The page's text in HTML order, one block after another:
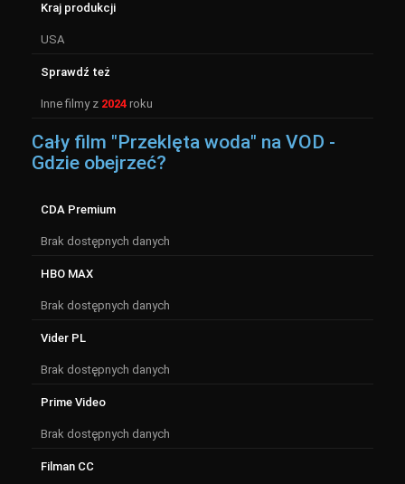
Kraj produkcji
USA
Sprawdź też
Inne filmy z 2024 roku
Cały film "Przeklęta woda" na VOD -
Gdzie obejrzeć?
CDA Premium
Brak dostępnych danych
HBO MAX
Brak dostępnych danych
Vider PL
Brak dostępnych danych
Prime Video
Brak dostępnych danych
Filman CC